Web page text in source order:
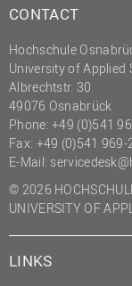
Studium und
Transfer- und
CONTACT
Hochschule
University of Applied
Albrechtstr. 30
49076 Osnabrück
Phone: +49 (0)541
Fax: +49 (0)541 969-
E-Mail:
© 2026
UNIVERSITY OF
LINKS